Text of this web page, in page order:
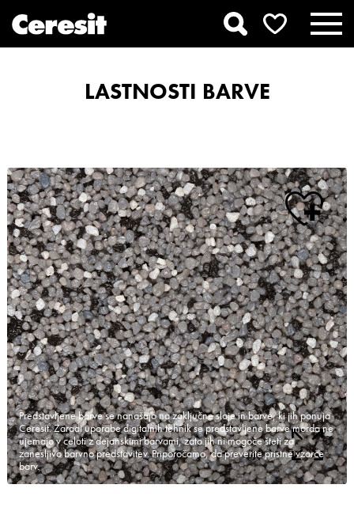
LASTNOSTI BARVE
Predstavljene barve se nanašajo na zaključne sloje in barve, ki jih ponuja
Ceresit. Zaradi uporabe digitalnih tehnik se predstavljene barve morda ne
ujemajo v celoti z dejanskimi barvami, zato jih ni mogoče šteti za
zanesljivo barvno predstavitev. Priporočamo, da preverite pristne vzorce
barv.